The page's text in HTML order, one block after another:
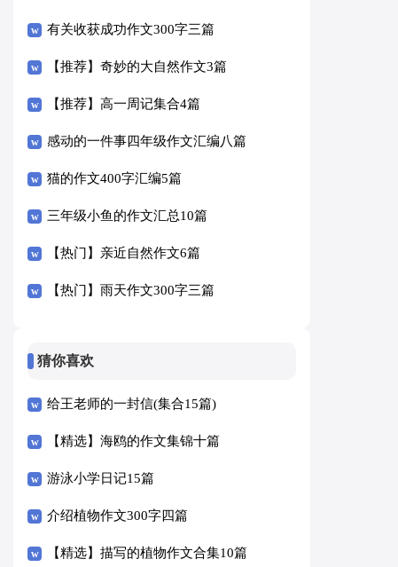
有关收获成功作文300字三篇
【推荐】奇妙的大自然作文3篇
【推荐】高一周记集合4篇
感动的一件事四年级作文汇编八篇
猫的作文400字汇编5篇
三年级小鱼的作文汇总10篇
【热门】亲近自然作文6篇
【热门】雨天作文300字三篇
猜你喜欢
给王老师的一封信(集合15篇)
【精选】海鸥的作文集锦十篇
游泳小学日记15篇
介绍植物作文300字四篇
【精选】描写的植物作文合集10篇